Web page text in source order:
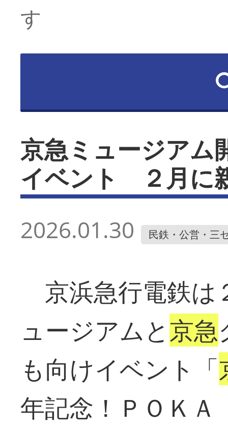
す
京急ミュージア
イベント ２月に
2026.01.30 民鉄・公営・三
京浜急行電鉄は
ュージアムと 京急
も向けイベント「
年記念！ＰＯＫ